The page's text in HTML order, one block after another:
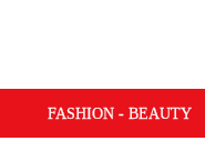
FASHION - BEAUTY